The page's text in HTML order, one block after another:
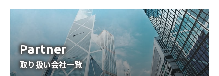
Partner
取り扱い会社一覧